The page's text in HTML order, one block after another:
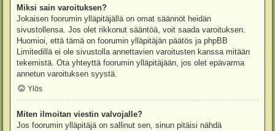
Miksi sain varoituksen?
Jokaisen foorumin ylläpitäjällä on omat säännöt heidän
sivustollensa. Jos olet rikkonut sääntöä, voit saada varoituksen.
Huomioi, että tämä on foorumin ylläpitäjän päätös ja phpBB
Limitedillä ei ole sivustolla annettavien varoitusten kanssa mitään
tekemistä. Ota yhteyttä foorumin ylläpitäjään, jos olet epävarma
annetun varoituksen syystä.
Ylös
Miten ilmoitan viestin valvojalle?
Jos foorumin ylläpitäjä on sallinut sen, sinun pitäisi nähdä